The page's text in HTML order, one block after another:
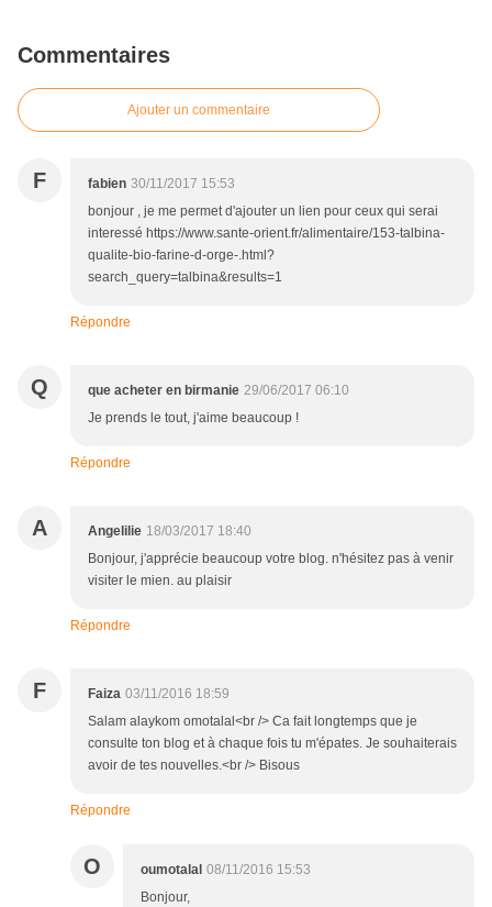
Commentaires
Ajouter un commentaire
F fabien 30/11/2017 15:53
bonjour , je me permet d'ajouter un lien pour ceux qui serai
interessé https://www.sante-orient.fr/alimentaire/153-talbina-
qualite-bio-farine-d-orge-.html?
search_query=talbina&results=1
Répondre
Q que acheter en birmanie 29/06/2017 06:10
Je prends le tout, j'aime beaucoup !
Répondre
A Angelilie 18/03/2017 18:40
Bonjour, j'apprécie beaucoup votre blog. n'hésitez pas à venir
visiter le mien. au plaisir
Répondre
F Faiza 03/11/2016 18:59
Salam alaykom omotalal<br /> Ca fait longtemps que je
consulte ton blog et à chaque fois tu m'épates. Je souhaiterais
avoir de tes nouvelles.<br /> Bisous
Répondre
O oumotalal 08/11/2016 15:53
Bonjour,